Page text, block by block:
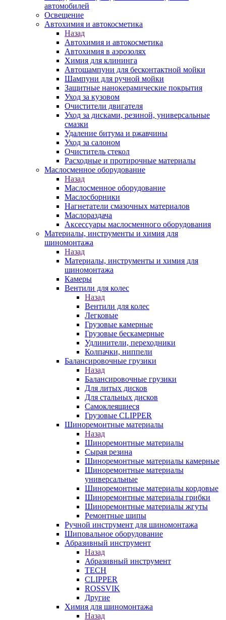
автомобилей
Освещение
Автохимия и автокосметика
Назад
Автохимия и автокосметика
Автохимия в аэрозолях
Химия для клининга
Автошампуни для бесконтактной мойки
Шампуни для ручной мойки
Защитные нанокерамические покрытия
Уход за кузовом
Очистители двигателя
Уход за дисками, резиной, универсальные
смазки
Удаление битума и ржавчины
Уход за салоном
Очиститель стекол
Расходные и протирочные материалы
Маслосменное оборудование
Назад
Маслосменное оборудование
Маслосборники
Нагнетатели смазочных материалов
Маслораздача
Аксессуары маслосменного оборудования
Материалы, инструменты и химия для
шиномонтажа
Назад
Материалы, инструменты и химия для
шиномонтажа
Камеры
Вентили для колес
Назад
Вентили для колес
Легковые
Грузовые камерные
Грузовые бескамерные
Удлинители, переходники
Колпачки, ниппели
Балансировочные грузики
Назад
Балансировочные грузики
Для литых дисков
Для стальных дисков
Самоклеящиеся
Грузовые CLIPPER
Шиноремонтные материалы
Назад
Шиноремонтные материалы
Сырая резина
Шиноремонтные материалы камерные
Шиноремонтные материалы
универсальные
Шиноремонтные материалы кордовые
Шиноремонтные материалы грибки
Шиноремонтные материалы жгуты
Ремонтные шипы
Ручной инструмент для шиномонтажа
Шиповальное оборудование
Абразивный инструмент
Назад
Абразивный инструмент
TECH
CLIPPER
ROSSVIK
Другие
Химия для шиномонтажа
Назад